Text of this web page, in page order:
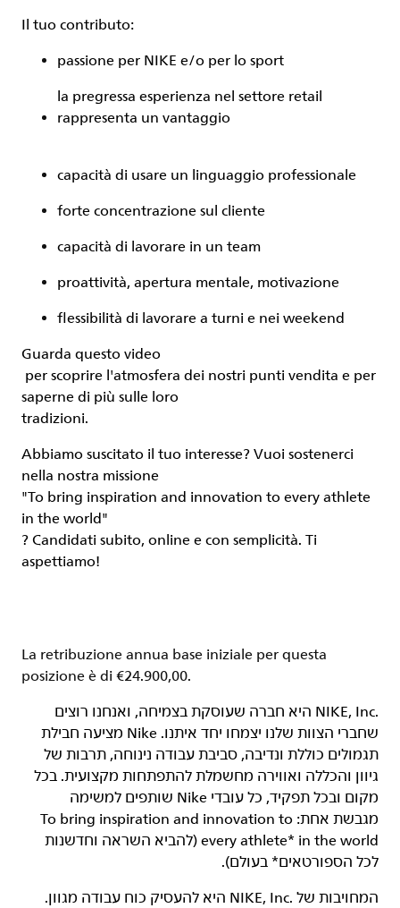
Il tuo contributo:
passione per NIKE e/o per lo sport
la pregressa esperienza nel settore retail
rappresenta un vantaggio
capacità di usare un linguaggio professionale
forte concentrazione sul cliente
capacità di lavorare in un team
proattività, apertura mentale, motivazione
flessibilità di lavorare a turni e nei weekend
Guarda questo video
per scoprire l'atmosfera dei nostri punti vendita e per
saperne di più sulle loro
tradizioni.
Abbiamo suscitato il tuo interesse? Vuoi sostenerci
nella nostra missione
"To bring inspiration and innovation to every athlete
in the world"
? Candidati subito, online e con semplicità. Ti
aspettiamo!
La retribuzione annua base iniziale per questa
posizione è di €24.900,00.
‏NIKE, Inc.‎ היא חברה שעוסקת בצמיחה, ואנחנו רוצים
שחברי הצוות שלנו יצמחו יחד איתנו. Nike מציעה חבילת
תגמולים כוללת ונדיבה, סביבת עבודה נינוחה, תרבות של
גיוון והכללה ואווירה מחשמלת להתפתחות מקצועית. בכל
מקום ובכל תפקיד, כל עובדי Nike שותפים למשימה
מגבשת אחת: To bring inspiration and innovation to
every athlete* in the world (להביא השראה וחדשנות
לכל הספורטאים* בעולם).
המחויבות של NIKE, Inc.‎ היא להעסיק כוח עבודה מגוון.